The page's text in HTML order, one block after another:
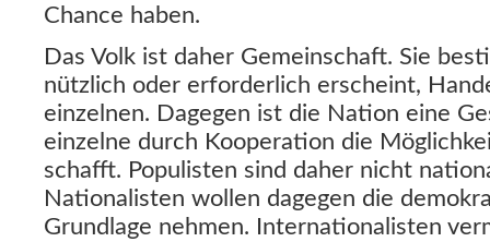
Chance haben.
Das Volk ist daher Gemeinschaft. Sie
nützlich oder erforderlich erscheint,
einzelnen. Dagegen ist die Nation eine
einzelne durch Kooperation die
schafft. Populisten sind daher nicht
Nationalisten wollen dagegen die
Grundlage nehmen. Internationalisten